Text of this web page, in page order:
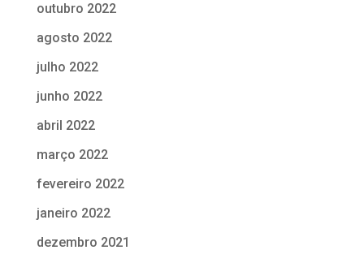
outubro 2022
agosto 2022
julho 2022
junho 2022
abril 2022
março 2022
fevereiro 2022
janeiro 2022
dezembro 2021